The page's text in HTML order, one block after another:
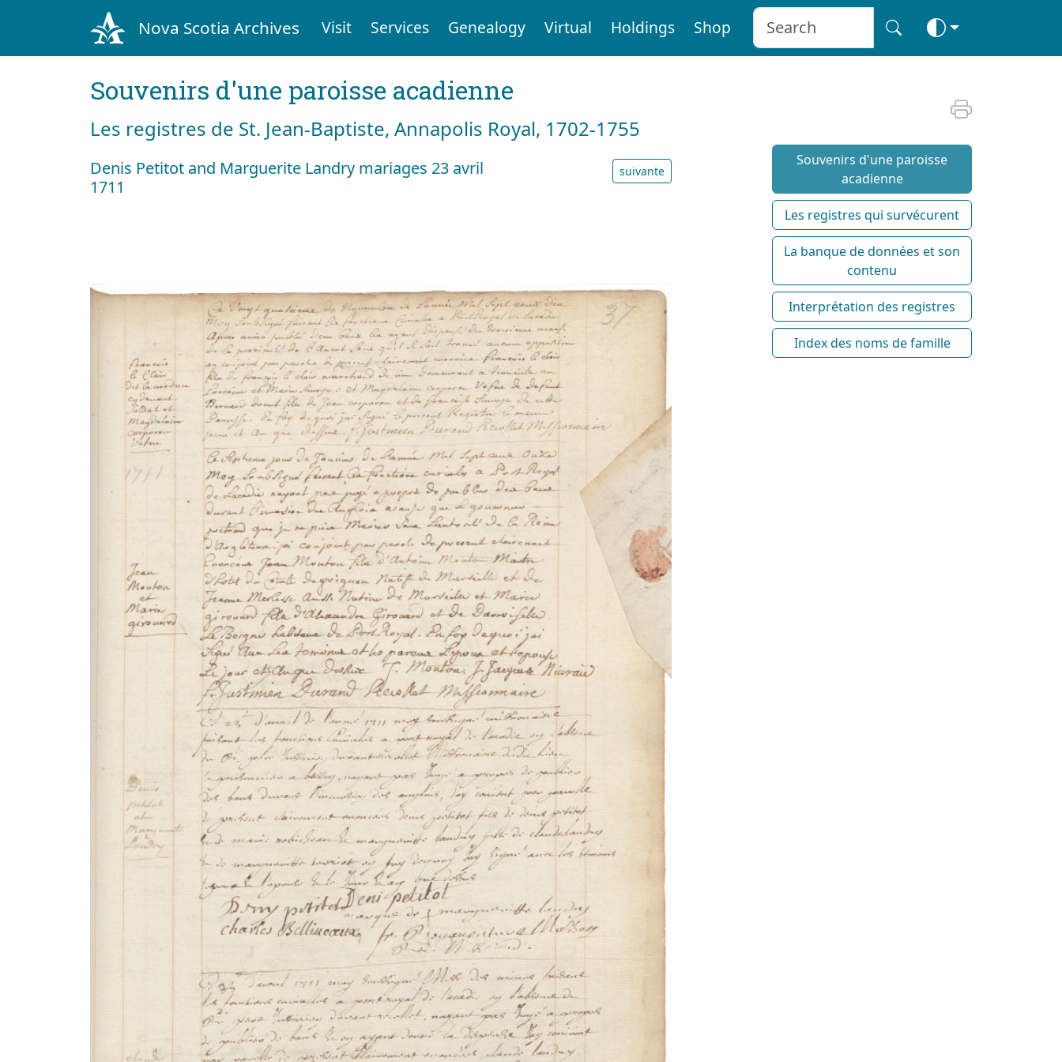
Nova Scotia Archives Visit Services Genealogy Virtual Holdings Shop
Souvenirs d'une paroisse acadienne
Les registres de St. Jean-Baptiste, Annapolis Royal, 1702-1755
Denis Petitot and Marguerite Landry mariages 23 avril
1711
suivante
Souvenirs d'une paroisse
acadienne
Les registres qui survécurent
La banque de données et son
contenu
Interprétation des registres
Index des noms de famille